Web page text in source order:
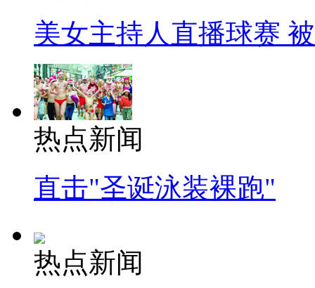
美女主持人直播球赛
热点新闻
直击"圣诞泳装裸跑"
热点新闻